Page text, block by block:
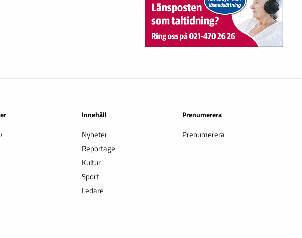
Innehåll
Nyheter
Reportage
Kultur
Sport
Ledare
Prenumerera
Prenumerera